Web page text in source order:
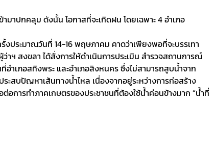
ปกคลุม ดังนั้น​ โอกาสที่จะเกิดฝน โดยเฉพาะ 4 อำเภอ
ประมาณวันที่ 14-16 พฤษภาคม คาดว่าเพียงพอที่จะบรรเทา
สงขลา ได้สั่งการให้ดำเนินการประเมิน สำรวจสถานการณ์
ำเภอสทิงพระ และอำเภอสิงหนคร ซึ่งไม่สามารถสูบน้ำจาก
สบปัญหาเส้นทางน้ำไหล เนื่องจากอยู่ระหว่างการก่อสร้าง
การทำภาคเกษตรของประชาชนที่ต้องใช้น้ำค่อนข้างมาก “น้ำที่